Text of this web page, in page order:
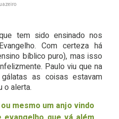
tem sido ensinado nos
Com certeza há
bíblico puro), mas isso
Paulo viu que na
as coisas estavam
o alerta.
mesmo um anjo vindo